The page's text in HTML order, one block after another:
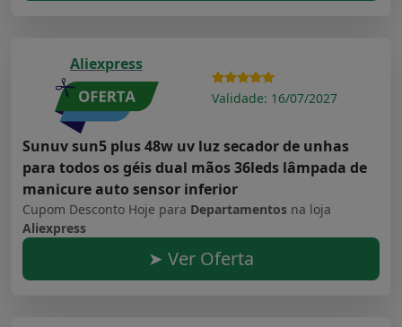
Aliexpress
Validade: 16/07/2027
Sunuv sun5 plus 48w uv luz secador de unhas
para todos os géis dual mãos 36leds lâmpada de
manicure auto sensor inferior
Cupom Desconto Hoje para Departamentos na loja
Aliexpress
➤ Ver Oferta